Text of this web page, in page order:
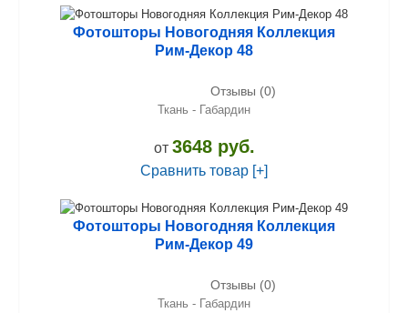
Фотошторы Новогодняя Коллекция
Рим-Декор 48
Отзывы (0)
Ткань - Габардин
от 3648 руб.
Сравнить товар [+]
Фотошторы Новогодняя Коллекция
Рим-Декор 49
Отзывы (0)
Ткань - Габардин